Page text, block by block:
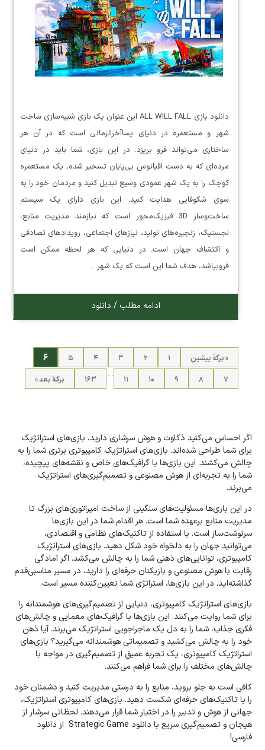
دانلود بازی ALL WILL FALL این عنوان یک بازی شبیه‌سازی ساخت
شهر و مستعمره در دنیای پساآخرالزمانی است که در آن هر
ساختاری می‌تواند فرو بریزد. در این بازی، شما باید در دنیای
مرده‌ای که به دست اقیانوس بی‌پایان تسخیر شده، یک مستعمره
کوچک را به یک شهر عمودی وسیع تبدیل کنید و مردمان خود را به
سوی شکوفایی هدایت کنید. این بازی دارای یک سیستم
ساخت‌وساز 3D فیزیک‌محور است که نیازمند مدیریت منابع،
لجستیک، زنجیره‌های تولید، نیازهای اجتماعی، رویدادهای تصادفی
و اکتشاف جهان است. در دنیایی که هر لحظه ممکن است
فروبپاشد، هدف شما این است که یک شهر…
ادامه مطلب / دانلود
« برگه‌ٔ پیشین ۱ ۲ ۳ ۴ ۵ ۶
۷ ۸ ۹ ۱۰ ۱۱
…
۱۶۳ برگهٔ بعد »
اگر احساس می‌کنید ذکاوت و هوش سرشاری دارید، بازی‌های استراتژیک
برای شما طراحی شده‌اند. بازی‌های استراتژیک کامپیوتری برتری شما را به
چالش می‌کشند. این بازی‌ها با گرافیک‌های خاص و نقشه‌های پیچیده،
شما را به تجربه‌ای از هوش مصنوعی و تصمیم‌گیری‌های استراتژیک
می‌برند.
در این بازی‌ها مسئولیت‌های‌ سنگینی از ساخت امپراتوری‌های بزرگ تا
مدیریت منابع بر‌عهده شما است. هر اقدام شما در این بازی‌ها
سرنوشت‌ساز است. با استفاده از تاکتیک‌های نظامی و اقتصادی،
می‌توانید جهان را به دلخواه خود شکل دهید. بازی‌های استراتژیک
کامپیوتری، توانایی‌های ذهنی شما را به چالش می‌کشد. اگر آمادگی
رقابت با هوش مصنوعی و بازیکنان حرفه‌ای را دارید، در مسیر مناسبی‌قدم
گذاشته‌اید. در این بازی‌ها، استراتژی‌ شما تعیین‌کننده مسیر است.
بازی‌های استراتژیک کامپیوتری، دنیایی از تصمیم‌گیری‌های هوشمندانه را
برای شما روایت می‌کنند. این بازی‌ها با گرافیک‌های معمایی و چالش‌های
فکری جذاب، شما را به دل یک ماجراجویی استراتژیک می‌برند. آیا ذهن
خود را به چالش می‌کشید و تصمیماتی هوشمندانه می‌گیرید؟ بازی‌های
استراتژیک کامپیوتری، یک تجربه عمیق از تصمیم‌گیری در مواجه با
چالش‌های مختلف را برای شما فراهم می‌کنند.
کافی‌ است به جلو بروید، منابع را به درستی مدیریت کنید و دشمنان خود
را با تاکتیک‌های حرفه‌ای شکست دهید. بازی‌های کامپیوتری استراتژیک،
جهانی از هوش و تدبیر را در اختیار شما قرار می‌دهند. لحظاتی سرشار از
هیجان و تصمیم‌گیری سریع با دانلود Strategic Game از دانلود
فارسی!